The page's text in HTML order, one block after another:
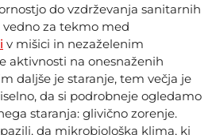
do vzdrževanja sanitarnih
vedno za tekmo med
v mišici in nezaželenim
aktivnosti na onesnaženih
daljše je staranje, tem večja je
da si podrobneje ogledamo
staranja: glivično zorenje.
da mikrobiološka klima, ki